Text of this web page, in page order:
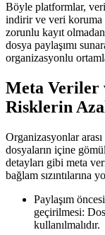
Böyle platformlar,
indirir ve veri koruma
zorunlu kayıt
dosya paylaşımı
organizasyonlu
Meta Veriler
Risklerin
Organizasyonlar
dosyaların içine
detayları gibi meta
bağlam sızıntılarına
Paylaşım
geçirilmesi:
kullanılmalıdır.